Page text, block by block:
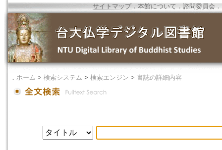
サイトマップ．本館について ． 諮問委員会 ．
． ホーム > 検索システム > 検索エンジン > 書誌の詳細内容